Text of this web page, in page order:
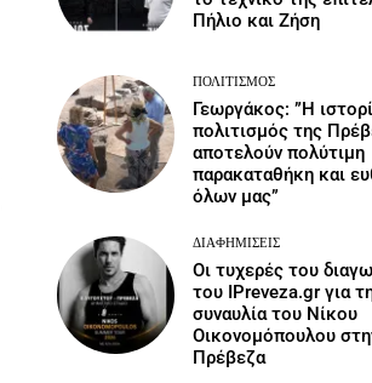
Πήλιο και Ζήση
ΠΟΛΙΤΙΣΜΌΣ
Γεωργάκος: ”Η
πολιτισμός της
αποτελούν πολύτιμη
παρακαταθήκη και
όλων μας”
ΔΙΑΦΗΜΊΣΕΙΣ
Οι τυχερές του
του IPreveza.gr για
συναυλία του Νίκου
Οικονομόπουλου
Πρέβεζα